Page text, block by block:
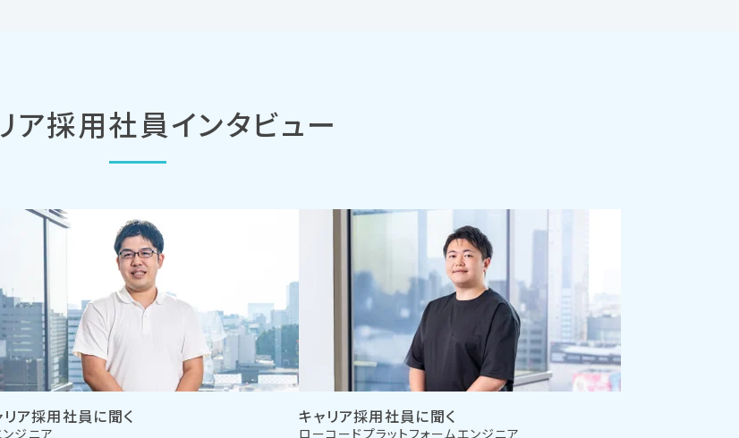
ア採用社員インタビュー
リア採用社員に聞く
ジニア
キャリア採用社員に聞く
ローコードプラットフォームエンジニア